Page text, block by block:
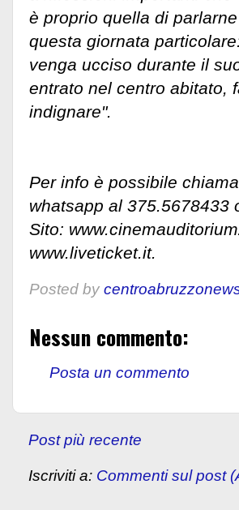
è proprio quella di
questa giornata
venga ucciso durante il
entrato nel centro abitato,
indignare".
Per info è possibile
whatsapp al 375.5678433
Sito:
www.liveticket.it.
Posted by
Nessun commento:
Posta un commento
Post più recente
Iscriviti a: Commenti sul post